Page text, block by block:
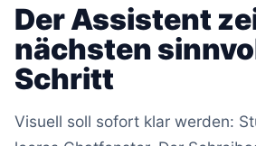
Der Assistent
nächsten
Schritt
Visuell soll sofort klar werden: